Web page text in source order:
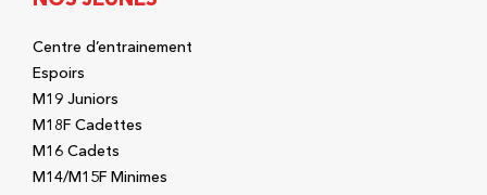
Centre d’entrainement
Espoirs
M19 Juniors
M18F Cadettes
M16 Cadets
M14/M15F Minimes